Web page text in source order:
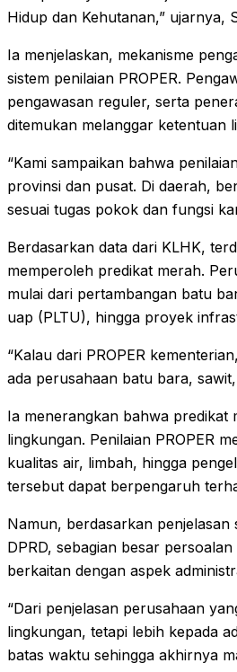
Hidup dan Kehutanan,” ujarnya,
Ia menjelaskan, mekanisme
sistem penilaian PROPER.
pengawasan reguler, serta
ditemukan melanggar ketentuan
“Kami sampaikan bahwa
provinsi dan pusat. Di daerah,
sesuai tugas pokok dan fungsi
Berdasarkan data dari KLHK,
memperoleh predikat merah.
mulai dari pertambangan batu
uap (PLTU), hingga proyek
“Kalau dari PROPER
ada perusahaan batu bara,
Ia menerangkan bahwa predikat
lingkungan. Penilaian PROPER
kualitas air, limbah, hingga
tersebut dapat berpengaruh
Namun, berdasarkan
DPRD, sebagian besar
berkaitan dengan aspek
“Dari penjelasan perusahaan
lingkungan, tetapi lebih kepada
batas waktu sehingga akhirnya